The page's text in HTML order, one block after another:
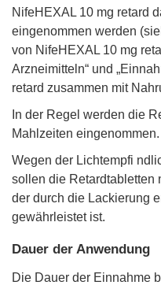
NifeHEXAL 10 mg retard
eingenommen werden
von NifeHEXAL 10 mg
Arzneimitteln“ und
retard zusammen mit
In der Regel werden die
Mahlzeiten eingenommen.
Wegen der Lichtempfi
sollen die Retardtabletten
der durch die Lackierung
gewährleistet ist.
Dauer der Anwendung
Die Dauer der Einnahme